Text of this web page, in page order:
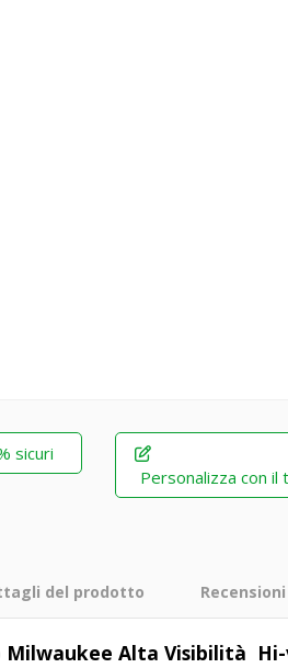
sicuri
Personalizza con il
del prodotto
Alta Visibilità Hi-